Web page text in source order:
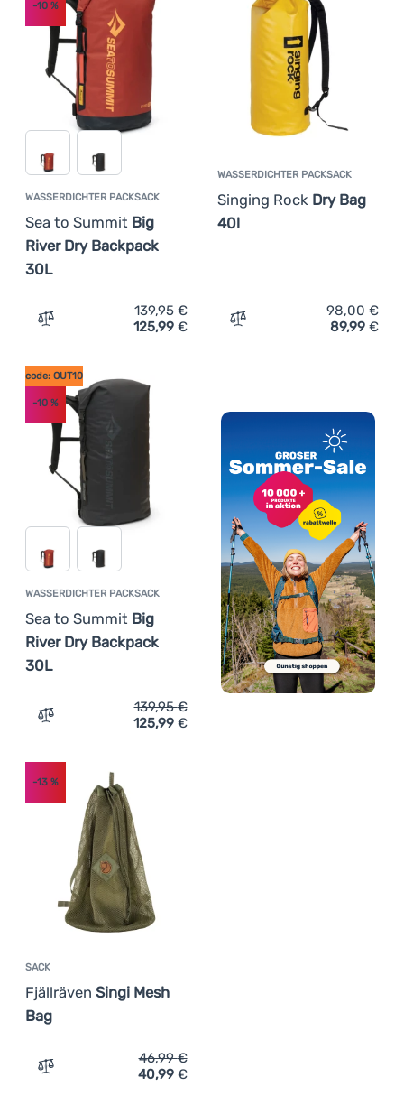
Anmelden /
Registrieren
WASSERDICHTER PACKSACK
Sea to Summit Big
River Dry Backpack
30L
-10 %
Zum Vergleich 'Wasserdichter Packsack Sea to Summit
139,95€
125,99 €
WASSERDICHTER PACKSACK
Singing Rock Dry Bag
40l
Zum Vergleich
98,00€
89,99 €
WASSERDICHTER PACKSACK
Sea to Summit Big
River Dry Backpack
30L
code: OUT10
-10 %
Zum Vergleich 'Wasserdichter Packsack Sea to Summit
139,95€
125,99 €
SACK
Fjällräven Singi Mesh
Bag
-13 %
Zum Vergleich 'Sack Fjällräven Singi Mesh Bag'
46,99€
40,99 €